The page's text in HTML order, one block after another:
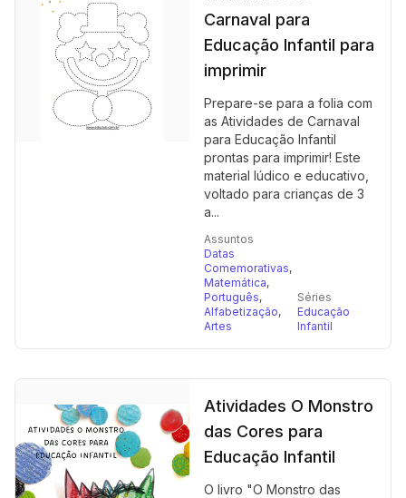
Carnaval para
Educação Infantil para
imprimir
Prepare-se para a folia com
as Atividades de Carnaval
para Educação Infantil
prontas para imprimir! Este
material lúdico e educativo,
voltado para crianças de 3
a...
Assuntos
Datas
Comemorativas,
Matemática,
Português,
Alfabetização,
Artes
Séries
Educação
Infantil
Atividades O Monstro
das Cores para
Educação Infantil
O livro "O Monstro das